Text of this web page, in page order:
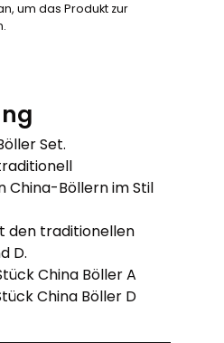
um das Produkt zur
Set.
China-Böllern im Stil
den traditionellen
D.
China Böller A
China Böller D